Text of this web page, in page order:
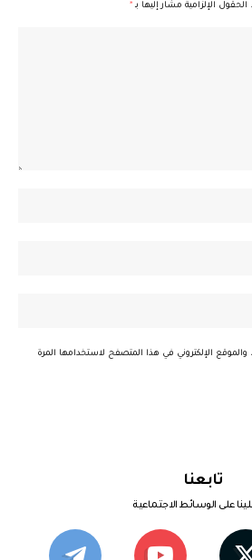
الحقول الإلزامية مشار إليها بـ *
والموقع الإلكتروني في هذا المتصفح لاستخدامها المرة
تابعنا
على الوسائط الاجتماعية